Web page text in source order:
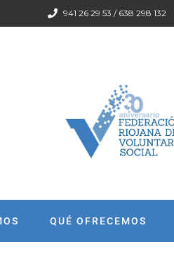
941 26 29 53 / 638 298 132
QUÉ OFRECEMOS